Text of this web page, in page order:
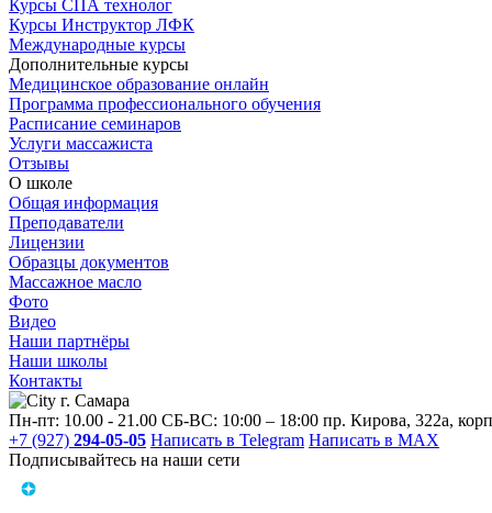
Курсы СПА технолог
Курсы Инструктор ЛФК
Международные курсы
Дополнительные курсы
Медицинское образование онлайн
Программа профессионального обучения
Расписание семинаров
Услуги массажиста
Отзывы
О школе
Общая информация
Преподаватели
Лицензии
Образцы документов
Массажное масло
Фото
Видео
Наши партнёры
Наши школы
Контакты
г. Самара
Пн-пт: 10.00 - 21.00 СБ-ВС: 10:00 – 18:00 пр. Кирова, 322a,
+7 (927) 294-05-05 Написать в Telegram Написать в MAX
Подписывайтесь на наши сети